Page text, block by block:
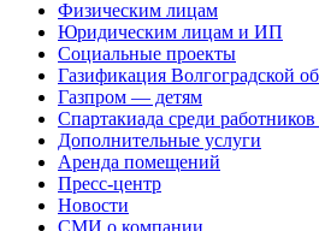
Физическим лицам
Юридическим лицам и ИП
Социальные проекты
Газификация Волгоградской
Газпром — детям
Спартакиада среди
Дополнительные услуги
Аренда помещений
Пресс-центр
Новости
СМИ о компании